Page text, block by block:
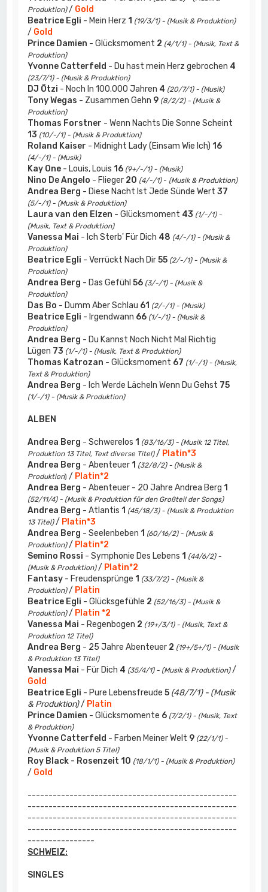
Produktion)/ Gold
Beatrice Egli - Mein Herz 1 (19/3/1) - (Musik & Produktion)
/ Gold
Prince Damien - Glücksmoment 2 (4/1/1) - (Musik, Text &
Produktion)
Yvonne Catterfeld - Du hast mein Herz gebrochen 4
(23/7/1) - (Musik & Produktion)
DJ Ötzi - Noch In 100.000 Jahren 4 (20/7/1) - (Musik)
Tony Wegas - Zusammen Gehn 9 (8/2/2) - (Musik &
Produktion)
Thomas Forstner - Wenn Nachts Die Sonne Scheint
13 (10/-/1) - (Musik & Produktion)
Roland Kaiser - Midnight Lady (Einsam Wie Ich) 16
(4/-/1) - (Musik)
Kay One - Louis, Louis 16 (9+/-/1) - (Musik)
Nino De Angelo - Flieger 20 (4/-/1)- (Musik & Produktion)
Andrea Berg - Diese Nacht Ist Jede Sünde Wert37
(5/-/1) - (Musik & Produktion)
Laura van den Elzen - Glücksmoment 43 (1/-/1) -
(Musik, Text & Produktion)
Vanessa Mai - Ich Sterb' Für Dich 48 (4/-/1) - (Musik &
Produktion)
Beatrice Egli - Verrückt Nach Dir55 (2/-/1) - (Musik &
Produktion)
Andrea Berg - Das Gefühl56 (3/-/1) - (Musik &
Produktion)
Das Bo - Dumm Aber Schlau 61 (2/-/1) - (Musik)
Beatrice Egli - Irgendwann 66 (1/-/1) - (Musik &
Produktion)
Andrea Berg - Du Kannst Noch Nicht Mal Richtig
Lügen 73 (1/-/1) - (Musik, Text & Produktion)
Thomas Katrozan - Glücksmoment 67 (1/-/1) - (Musik,
Text & Produktion)
Andrea Berg - Ich Werde Lächeln Wenn Du Gehst 75
(1/-/1) - (Musik & Produktion)
ALBEN
Andrea Berg - Schwerelos 1 (83/16/3) - (Musik 12 Titel,
Produktion 13 Titel, Text diverse Titel)/ Platin*3
Andrea Berg - Abenteuer 1 (32/8/2) - (Musik &
Produktion) / Platin*2
Andrea Berg - Abenteuer - 20 Jahre Andrea Berg 1
(52/11/4) - (Musik & Produktion für den Großteil der Songs)
Andrea Berg - Atlantis 1 (45/18/3) - (Musik & Produktion
13 Titel)/ Platin*3
Andrea Berg - Seelenbeben 1 (60/16/2) - (Musik &
Produktion)/ Platin*2
Semino Rossi - Symphonie Des Lebens 1 (44/6/2) -
(Musik & Produktion)/ Platin*2
Fantasy - Freudensprünge 1 (33/7/2) - (Musik &
Produktion)/ Platin
Beatrice Egli - Glücksgefühle 2 (52/16/3) - (Musik &
Produktion)/ Platin *2
Vanessa Mai - Regenbogen 2 (19+/3/1) - (Musik, Text &
Produktion 12 Titel)
Andrea Berg - 25 Jahre Abenteuer 2 (19+/5+/1) - (Musik
& Produktion 13 Titel)
Vanessa Mai - Für Dich 4 (35/4/1) - (Musik & Produktion)/
Gold
Beatrice Egli - Pure Lebensfreude5 (48/7/1) - (Musik
& Produktion)/ Platin
Prince Damien - Glücksmomente 6 (7/2/1) - (Musik, Text
& Produktion)
Yvonne Catterfeld - Farben Meiner Welt 9 (22/1/1) -
(Musik & Produktion 5 Titel)
Roy Black - Rosenzeit 10 (18/1/1) - (Musik & Produktion)
/ Gold
--------------------------------------------------
--------------------------------------------------
--------------------------------------------------
--------------------------------------------------
----------------
SCHWEIZ:
SINGLES